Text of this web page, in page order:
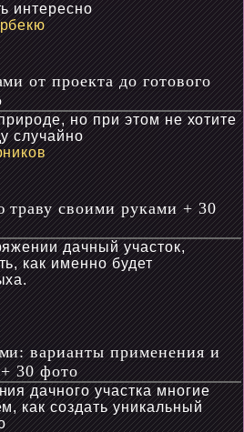
интересно
от проекта до готового
но при этом не хотите
случайно
траву своими руками + 30
дачный участок,
как именно будет
варианты применения и
30 фото
дачного участка многие
как создать уникальный